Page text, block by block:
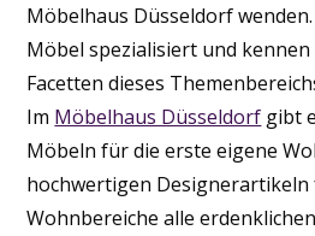
Möbelhaus Düsseldorf
Möbel spezialisiert und kennen
Facetten dieses
Im Möbelhaus Düsseldorf gibt
Möbeln für die erste eigene
hochwertigen
Wohnbereiche alle